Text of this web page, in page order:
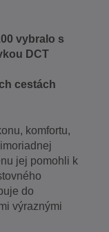
vybralo s
DCT
cestách
komfortu,
jej pomohli k
do
výraznými